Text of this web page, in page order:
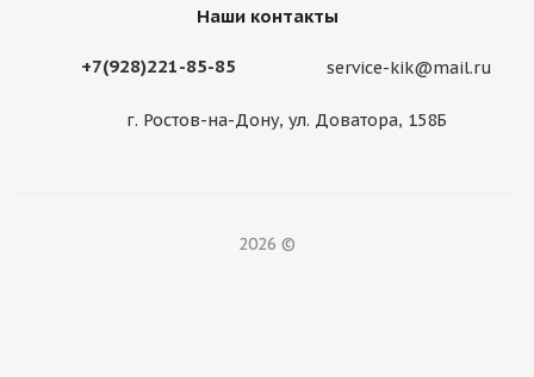
Наши контакты
+7(928)221-85-85 service-kik@mail.ru
г. Ростов-на-Дону, ул. Доватора, 158Б
2026 ©